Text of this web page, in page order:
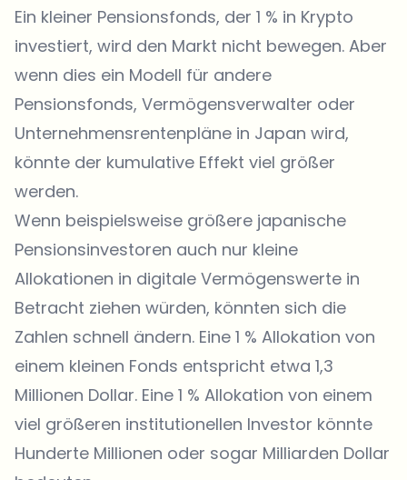
Ein kleiner Pensionsfonds, der 1 % in Krypto
investiert, wird den Markt nicht bewegen. Aber
wenn dies ein Modell für andere
Pensionsfonds, Vermögensverwalter oder
Unternehmensrentenpläne in Japan wird,
könnte der kumulative Effekt viel größer
werden.
Wenn beispielsweise größere japanische
Pensionsinvestoren auch nur kleine
Allokationen in digitale Vermögenswerte in
Betracht ziehen würden, könnten sich die
Zahlen schnell ändern. Eine 1 % Allokation von
einem kleinen Fonds entspricht etwa 1,3
Millionen Dollar. Eine 1 % Allokation von einem
viel größeren institutionellen Investor könnte
Hunderte Millionen oder sogar Milliarden Dollar